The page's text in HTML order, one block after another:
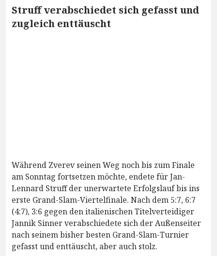
Struff verabschiedet sich gefasst und
zugleich enttäuscht
Während Zverev seinen Weg noch bis zum Finale
am Sonntag fortsetzen möchte, endete für Jan-
Lennard Struff der unerwartete Erfolgslauf bis ins
erste Grand-Slam-Viertelfinale. Nach dem 5:7, 6:7
(4:7), 3:6 gegen den italienischen Titelverteidiger
Jannik Sinner verabschiedete sich der Außenseiter
nach seinem bisher besten Grand-Slam-Turnier
gefasst und enttäuscht, aber auch stolz.